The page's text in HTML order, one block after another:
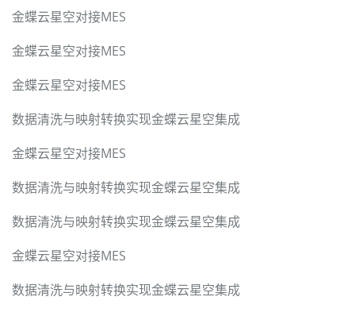
金蝶云星空对接MES
金蝶云星空对接MES
金蝶云星空对接MES
数据清洗与映射转换实现金蝶云星空集成
金蝶云星空对接MES
数据清洗与映射转换实现金蝶云星空集成
数据清洗与映射转换实现金蝶云星空集成
金蝶云星空对接MES
数据清洗与映射转换实现金蝶云星空集成